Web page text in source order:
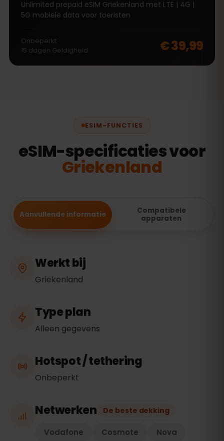
Unlimited prepaid eSIM Griekenland met LTE | 4G |
5G mobiele data voor toeristen
Onbeperkt
15 dagen Geldigheid € 39,99
ESIM-FUNCTIES
eSIM-specificaties voor
Griekenland
Aanvullende informatie
Compatibele
apparaten
Werkt bij
Griekenland
Type plan
Alleen gegevens
Hotspot / tethering
Onbeperkt
Netwerken De beste dekking
Vodafone Cosmote Nova